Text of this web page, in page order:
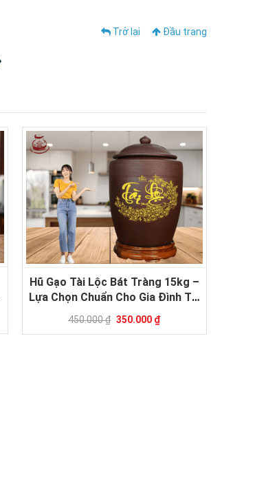
Trở lại Đầu trang
Hũ Gạo Tài Lộc Bát Tràng 15kg –
Lựa Chọn Chuẩn Cho Gia Đình Tại
450.000 ₫ 350.000 ₫